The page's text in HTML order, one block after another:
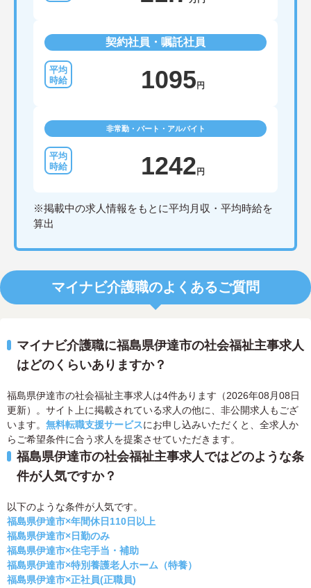
契約社員・嘱託社員
1095 円
非常勤・パート・アルバイト
1242 円
※掲載中の求人情報をもとに平均月収・平均時給を
算出
マイナビ介護職のよくあるご質問
マイナビ介護職に福島県伊達市の社会福祉主事求人
はどのくらいありますか？
福島県伊達市の社会福祉主事求人は4件あります（2026年08月08日
更新）。サイト上に掲載されている求人の他に、非公開求人もござ
います。 無料転職支援サービスにお申し込みいただくと、全求人か
らご希望条件に合う求人を提案させていただきます。
福島県伊達市の社会福祉主事求人ではどのような条
件が人気ですか？
以下のような条件が人気です。
福島県伊達市×年間休日110日以上
福島県伊達市×日勤のみ
福島県伊達市×住宅手当・補助
福島県伊達市×特別養護老人ホーム（特養）
福島県伊達市×正社員(正職員)